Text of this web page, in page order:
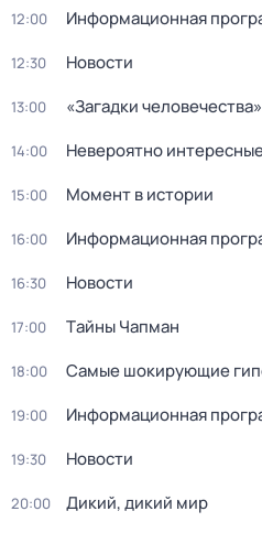
12:00 Информационная
12:30 Новости
13:00 «Загадки
14:00 Невероятно
15:00 Момент в истории
16:00 Информационная
16:30 Новости
17:00 Тaйны Чапман
18:00 Самые шoкиpующие
19:00 Информационная
19:30 Новости
20:00 Дикий, дикий мир